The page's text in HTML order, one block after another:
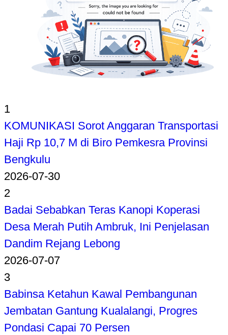
1
KOMUNIKASI Sorot Anggaran Transportasi
Haji Rp 10,7 M di Biro Pemkesra Provinsi
Bengkulu
2026-07-30
2
Badai Sebabkan Teras Kanopi Koperasi
Desa Merah Putih Ambruk, Ini Penjelasan
Dandim Rejang Lebong
2026-07-07
3
Babinsa Ketahun Kawal Pembangunan
Jembatan Gantung Kualalangi, Progres
Pondasi Capai 70 Persen